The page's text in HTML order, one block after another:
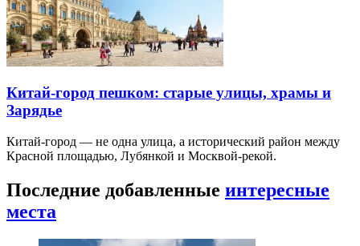
Китай-город пешком: старые улицы, храмы и
Зарядье
Китай-город — не одна улица, а исторический район между
Красной площадью, Лубянкой и Москвой-рекой.
Последние добавленные интересные
места